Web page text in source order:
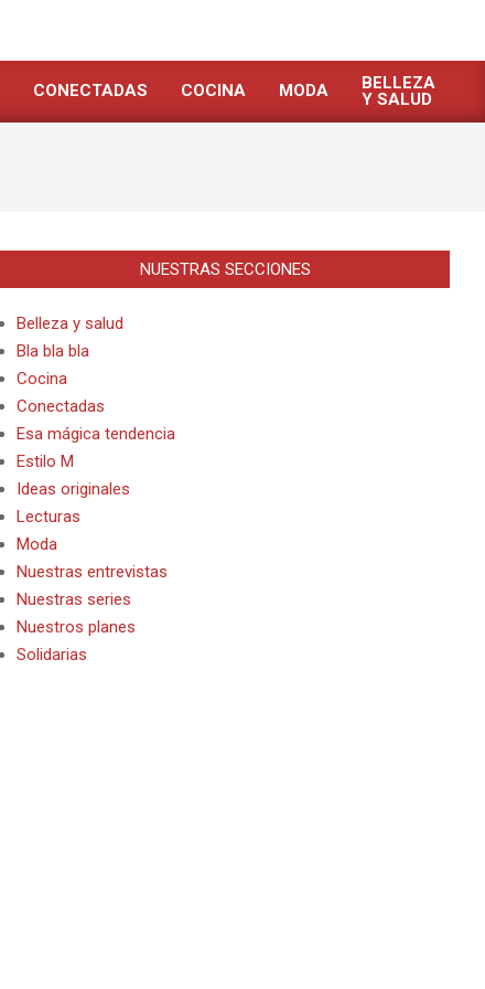
CONECTADAS COCINA MODA
BELLEZA
Y SALUD
NUESTRAS SECCIONES
Belleza y salud
Bla bla bla
Cocina
Conectadas
Esa mágica tendencia
Estilo M
Ideas originales
Lecturas
Moda
Nuestras entrevistas
Nuestras series
Nuestros planes
Solidarias